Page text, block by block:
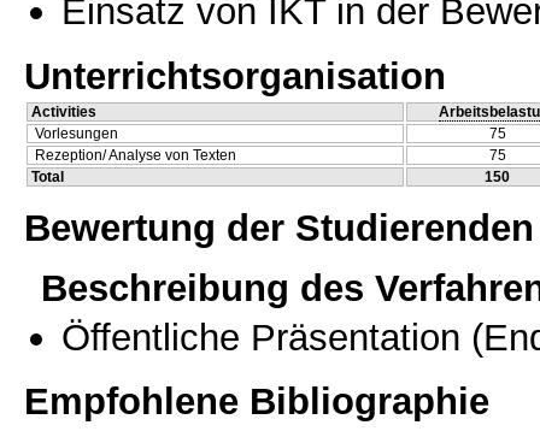
Einsatz von IKT in der
Unterrichtsorganisation
Activities
Vorlesungen
75
Rezeption/ Analyse von Texten
75
Total
150
Bewertung der Studierenden
Beschreibung des
Öffentliche Präsentation
Empfohlene Bibliographie